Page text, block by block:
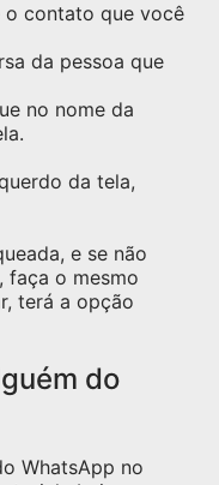
o contato que você
da pessoa que
no nome da
da tela,
e se não
faça o mesmo
terá a opção
do
WhatsApp no